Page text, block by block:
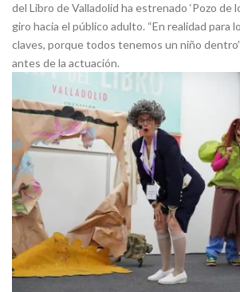
del Libro de Valladolid ha estrenado ‘Pozo de
giro hacia el público adulto. “En realidad para
claves, porque todos tenemos un niño
antes de la actuación.